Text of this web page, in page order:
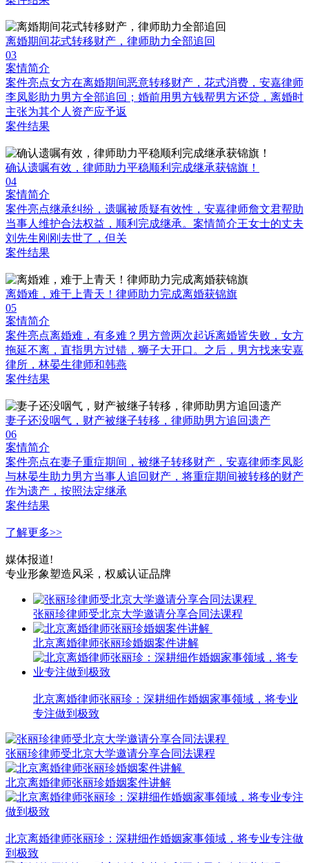
离婚期间花式转移财产，律师助力全部追回
03
案情简介
案件亮点女方在离婚期间恶意转移财产，花式消费，安嘉律师
李凤影助力男方全部追回；婚前用男方钱帮男方还贷，离婚时
主张为其个人资产应予返
案件结果
确认遗嘱有效，律师助力平稳顺利完成继承获锦旗！
04
案情简介
案件亮点继承纠纷，遗嘱被质疑有效性，安嘉律师詹文君帮助
当事人维护合法权益，顺利完成继承。案情简介王女士的丈夫
刘先生刚刚去世了，但关
案件结果
离婚难，难于上青天！律师助力完成离婚获锦旗
05
案情简介
案件亮点离婚难，有多难？男方曾两次起诉离婚皆失败，女方
拖延不离，直指男方过错，狮子大开口。之后，男方找来安嘉
律所，林晏生律师和韩燕
案件结果
妻子还没咽气，财产被继子转移，律师助男方追回遗产
06
案情简介
案件亮点在妻子重症期间，被继子转移财产，安嘉律师李凤影
与林晏生助力男方当事人追回财产，将重症期间被转移的财产
作为遗产，按照法定继承
案件结果
了解更多>>
媒体报道!
专业形象塑造风采，权威认证品牌
张丽珍律师受北京大学邀请分享合同法课程
北京离婚律师张丽珍婚姻案件讲解
北京离婚律师张丽珍：深耕细作婚姻家事领域，将专业
专注做到极致
张丽珍律师受北京大学邀请分享合同法课程
北京离婚律师张丽珍婚姻案件讲解
北京离婚律师张丽珍：深耕细作婚姻家事领域，将专业专注做
到极致